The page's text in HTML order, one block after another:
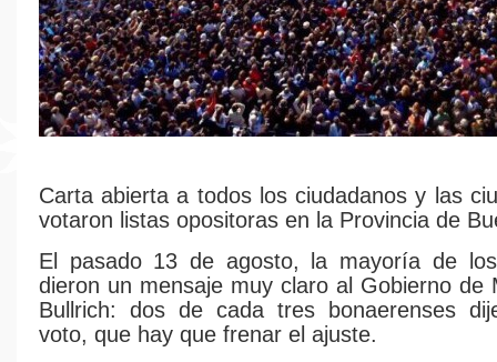
Carta abierta a todos los ciudadanos y las
votaron listas opositoras en la Provincia de
El pasado 13 de agosto, la mayoría de
dieron un mensaje muy claro al Gobierno de
Bullrich: dos de cada tres bonaerenses
voto, que hay que frenar el ajuste.